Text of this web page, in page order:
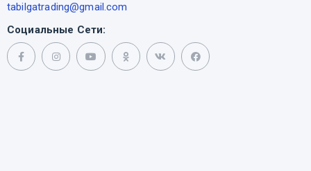
tabilgatrading@gmail.com
Социальные Сети: